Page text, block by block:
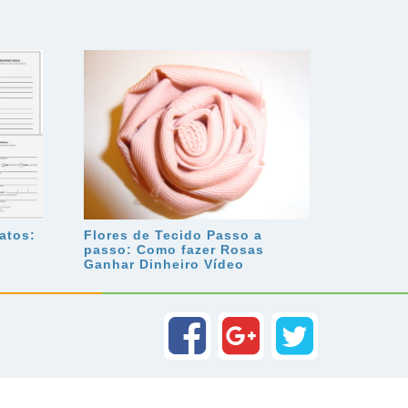
Flores de Tecido Passo a
passo: Como fazer Rosas
Ganhar Dinheiro Vídeo